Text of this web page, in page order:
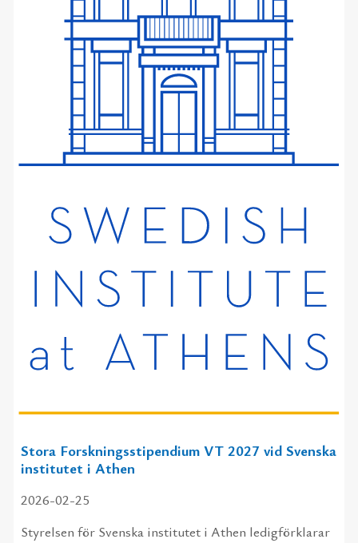
Stora Forskningsstipendium VT 2027 vid Svenska
institutet i Athen
2026-02-25
Styrelsen för Svenska institutet i Athen ledigförklarar